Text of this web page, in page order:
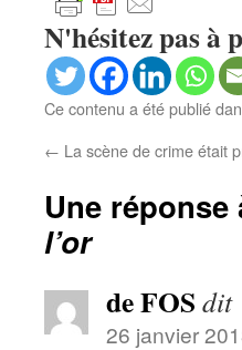
N'hésitez pas à
Ce contenu a été publié
← La scène de crime était
Une réponse
l’or
de FOS dit
26 janvier